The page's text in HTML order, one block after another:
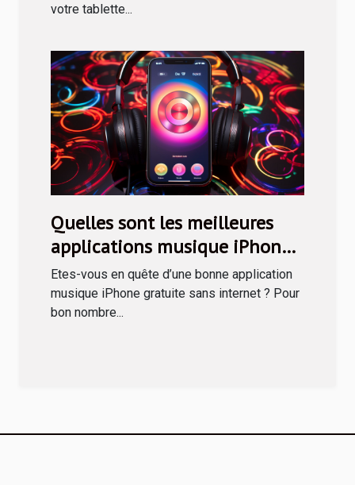
votre tablette...
Quelles sont les meilleures
applications musique iPhone
gratuites en 2019 ?
Etes-vous en quête d’une bonne application
musique iPhone gratuite sans internet ? Pour
bon nombre...